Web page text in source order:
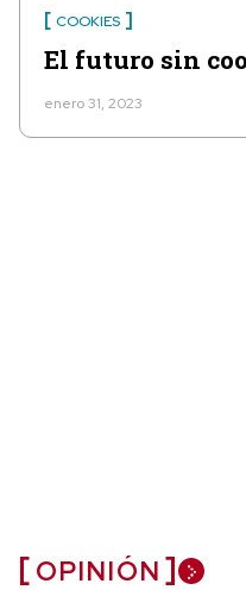
COOKIES
El futuro sin
enero 31, 2023
OPINIÓN